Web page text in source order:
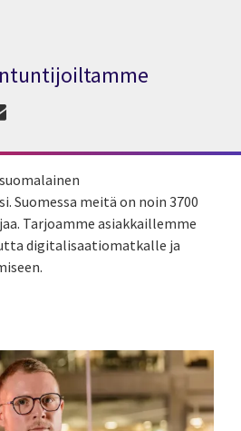
Suomessa meitä on noin 3700
Tarjoamme asiakkaillemme
digitalisaatiomatkalle ja